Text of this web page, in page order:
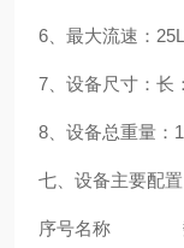
6、最大流速：
7、设备尺寸：长
8、设备总重量：
七、设备主要配置
序号名称 数